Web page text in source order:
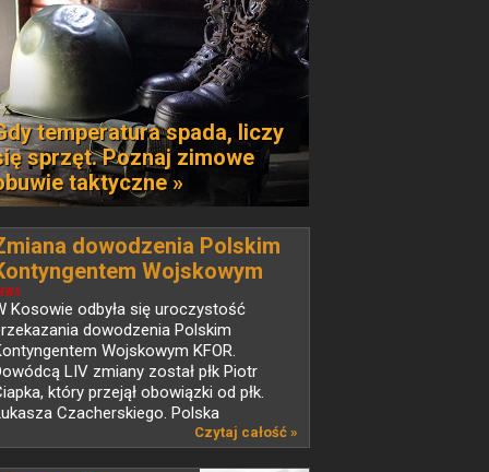
temperatura spada, liczy
sprzęt. Poznaj zimowe
taktyczne »
dowodzenia Polskim
Wojskowym
w Kosowie
Kosowie odbyła się uroczystość
dowodzenia Polskim
Wojskowym KFOR.
LIV zmiany został płk Piotr
który przejął obowiązki od płk.
Czacherskiego. Polska
Czytaj całość »